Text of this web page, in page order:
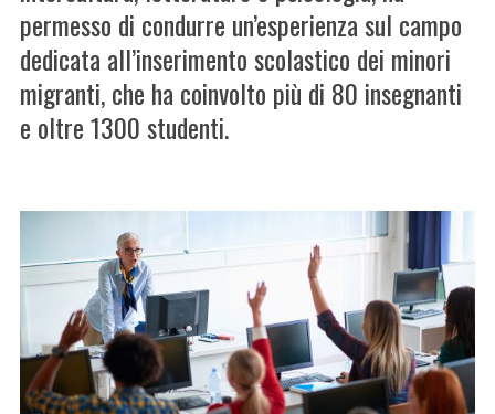
permesso di condurre un’esperienza sul campo
dedicata all’inserimento scolastico dei minori
migranti, che ha coinvolto più di 80 insegnanti
e oltre 1300 studenti.